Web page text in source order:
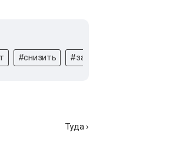
#снизить #законопроект
Туда ›